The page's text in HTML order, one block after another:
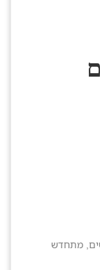
מתחדש